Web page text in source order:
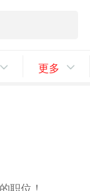
更多
职位！